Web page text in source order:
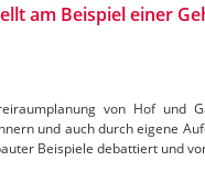
am Beispiel einer
von Hof und
und auch durch eigene
Beispiele debattiert und